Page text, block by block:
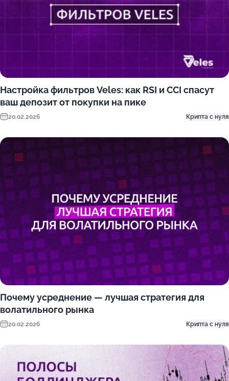
Настройка фильтров Veles: как RSI и CCI спасут
ваш депозит от покупки на пике
20.02.2026 Крипта с нуля
Почему усреднение — лучшая стратегия для
волатильного рынка
20.02.2026 Крипта с нуля